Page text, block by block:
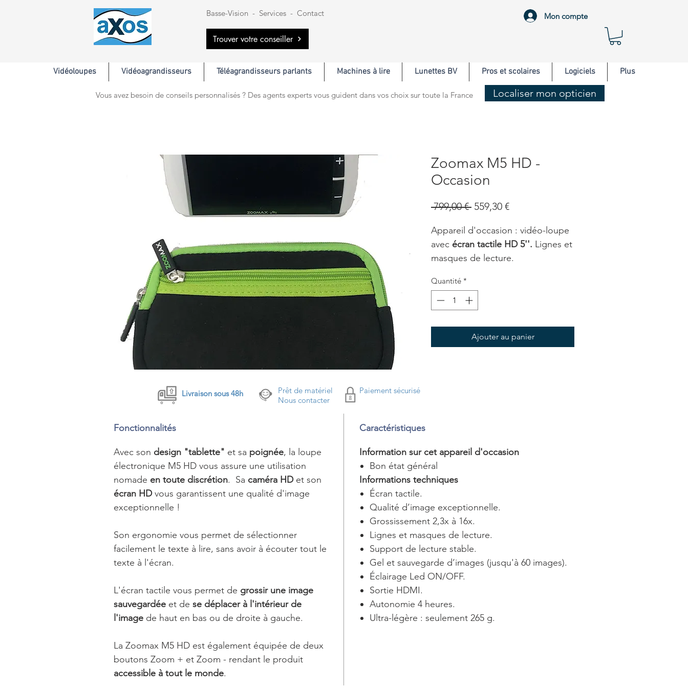
Basse-Vision - Services - Contact
Trouver votre conseiller
Mon compte
Vidéoloupes Vidéoagrandisseurs Téléagrandisseurs parlants Machines à lire Lunettes BV Pros et scolaires Logiciels Plus
Zoomax M5 HD -
Occasion
799,00 € Prix
559,30 €Prix
Appareil d'occasion : vidéo-loupe
avec écran tactile HD 5''. Lignes et
masques de lecture.
Quantité *
Ajouter au panier
Fonctionnalités
Avec son design "tablette" et sa poignée, la loupe
électronique M5 HD vous assure une utilisation
nomade en toute discrétion. Sa caméra HDet son
écran HDvous garantissent une qualité d'image
exceptionnelle !
Son ergonomie vous permet de sélectionner
facilement le texte à lire, sans avoir à écouter tout le
texte à l'écran.
L'écran tactile vous permet de grossir une image
sauvegardée et de se déplacer à l'intérieur de
l'image de haut en bas ou de droite à gauche.
La Zoomax M5 HD est également équipée de deux
boutons Zoom + et Zoom - rendant le produit
accessible à tout le monde.
Caractéristiques
Information sur cet appareil d'occasion
Bon état général
Informations techniques
Écran tactile.
Qualité d’image exceptionnelle.
Grossissement 2,3x à 16x.
Lignes et masques de lecture.
Support de lecture stable.
Gel et sauvegarde d’images (jusqu'à 60 images).
Éclairage Led ON/OFF.
Sortie HDMI.
Autonomie 4 heures.
Ultra-légère : seulement 265 g.
Vous avez besoin de conseils personnalisés ? Des agents experts vous guident dans vos choix sur toute la France Localiser mon opticien
Livraison sous 48h
Prêt de matériel
Nous contacter
Paiement sécurisé